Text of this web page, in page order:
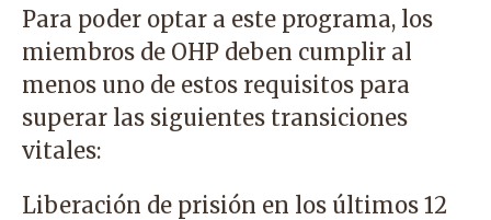
Para poder optar a este programa, los
miembros de OHP deben cumplir al
menos uno de estos requisitos para
superar las siguientes transiciones
vitales:
Liberación de prisión en los últimos 12